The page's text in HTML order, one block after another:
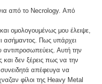
από το Necrology. Από
ομολογουμένως μου έλειψε,
ασήμαντος. Πως υπάρχει
Αυτή την
και δεν ξέρεις πως να την
συνειδητά απέφευγα να
φίλοι της Heavy Metal